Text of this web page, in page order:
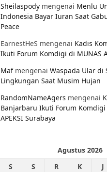
Sheilaspody mengenai Menlu
Indonesia Bayar Iuran Saat
Peace
EarnestHeS mengenai Kadis
Ikuti Forum Komdigi di MUNAS
Mafmengenai Waspada Ular di
Lingkungan Saat Musim Hujan
RandomNameAgers mengenai
Banjarbaru Ikuti Forum Komdigi
APEKSI Surabaya
Agustus 2026
S
S R K J